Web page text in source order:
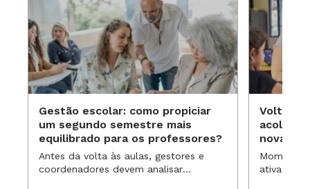
Gestão escolar: como propiciar
um segundo semestre mais
equilibrado para os professores?
Antes da volta às aulas, gestores e
coordenadores devem analisar
Volta às
novas
ativa